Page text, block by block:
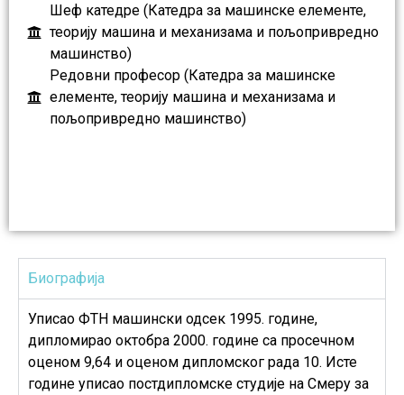
Шеф катедре (Катедра за машинске елементе,
теорију машина и механизама и пољопривредно
машинство)
Редовни професор (Катедра за машинске
елементе, теорију машина и механизама и
пољопривредно машинство)
Биографија
Уписао ФТН машински одсек 1995. године,
дипломирао октобра 2000. године са просечном
оценом 9,64 и оценом дипломског рада 10. Исте
године уписао постдипломске студије на Смеру за